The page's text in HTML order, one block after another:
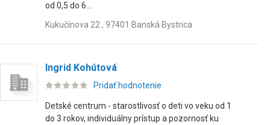
od 0,5 do 6...
Kukučínova 22 , 97401 Banská Bystrica
Ingrid Kohútová
Pridať hodnotenie
Detské centrum - starostlivosť o deti vo veku od 1
do 3 rokov, individuálny prístup a pozornosť ku